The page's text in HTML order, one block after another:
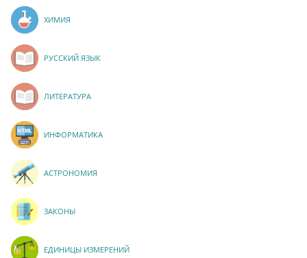
ХИМИЯ
РУССКИЙ ЯЗЫК
ЛИТЕРАТУРА
ИНФОРМАТИКА
АСТРОНОМИЯ
ЗАКОНЫ
ЕДИНИЦЫ ИЗМЕРЕНИЙ